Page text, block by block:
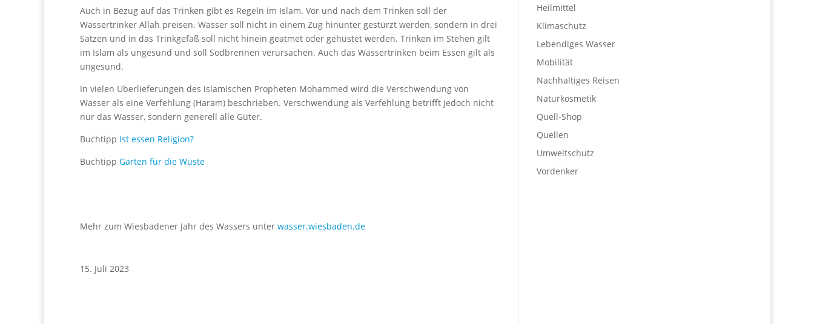
Auch in Bezug auf das Trinken gibt es Regeln im Islam. Vor und nach dem Trinken soll der
Wassertrinker Allah preisen. Wasser soll nicht in einem Zug hinunter gestürzt werden, sondern in drei
Sätzen und in das Trinkgefäß soll nicht hinein geatmet oder gehustet werden. Trinken im Stehen gilt
im Islam als ungesund und soll Sodbrennen verursachen. Auch das Wassertrinken beim Essen gilt als
ungesund.
In vielen Überlieferungen des islamischen Propheten Mohammed wird die Verschwendung von
Wasser als eine Verfehlung (Haram) beschrieben. Verschwendung als Verfehlung betrifft jedoch nicht
nur das Wasser, sondern generell alle Güter.
Buchtipp Ist essen Religion?
Buchtipp Gärten für die Wüste
Mehr zum Wiesbadener Jahr des Wassers unter wasser.wiesbaden.de
15. Juli 2023
Heilmittel
Klimaschutz
Lebendiges Wasser
Mobilität
Nachhaltiges Reisen
Naturkosmetik
Quell-Shop
Quellen
Umweltschutz
Vordenker